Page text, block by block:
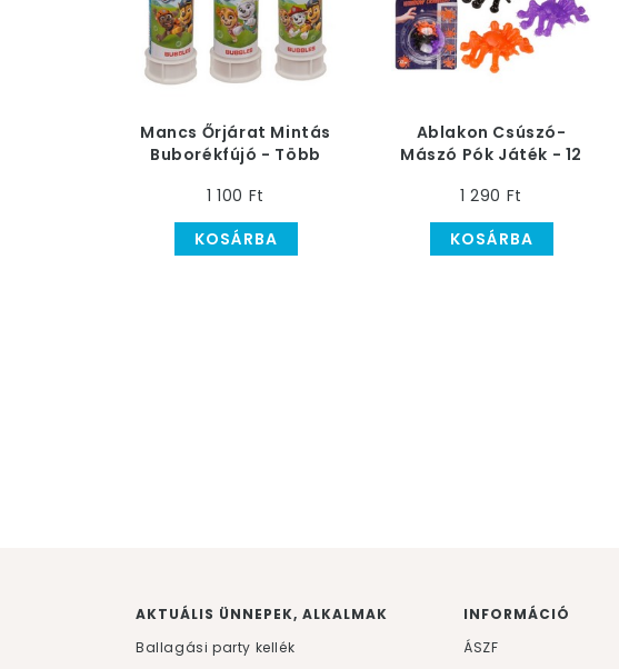
Mancs Őrjárat Mintás
Buborékfújó - Több
1 100 Ft
KOSÁRBA
Ablakon Csúszó-
Mászó Pók Játék - 12
1 290 Ft
KOSÁRBA
AKTUÁLIS ÜNNEPEK, ALKALMAK
Ballagási party kellék
INFORMÁCIÓ
ÁSZF